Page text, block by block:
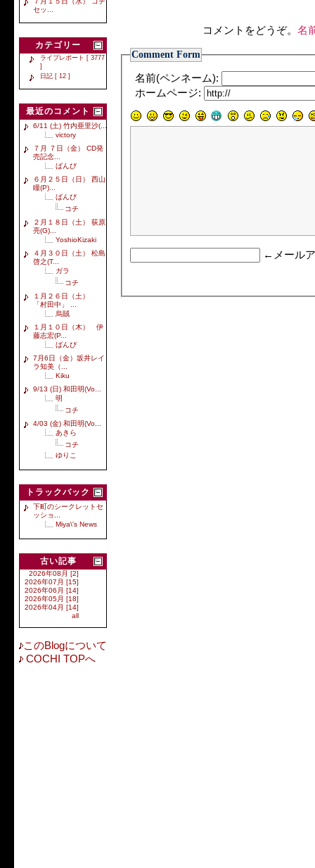
セッ...
カテゴリー
ライブレポート [ 3777
]
日記 [ 12 ]
最近のコメント
6/11 (土) 竹内亜里沙(...
victory
７月 ７日（金） CD発
売記念...
ばんび
６月２５日（日） 西山
瞳(P)...
ばんび
コチ
２月１８日（土） 荻原
亮(G)...
YoshioKizaki
４月３０日（土） 松島
啓之(T...
ガラ
コチ
１月２６日（土）
「村田中」 ...
烏賊
１月１０日（木） 伊
藤志宏(P...
ばんび
7月6日（金）坂井レイ
ラ知美（...
Kiku
9/13 (日) 和田明(Vo...
明
コチ
4/03 (金) 和田明(Vo...
あきら
コチ
ゆりこ
トラックバック
下町のシークレットセ
ッショ...
Miya\'s News
古い記事
2026年08月 [2]
2026年07月 [15]
2026年06月 [14]
2026年05月 [18]
2026年04月 [14]
all
このBlogについて
COCHI TOPへ
コメントをどうぞ。 名
Comment Form
名前(ペンネーム):
ホームページ:
←メール